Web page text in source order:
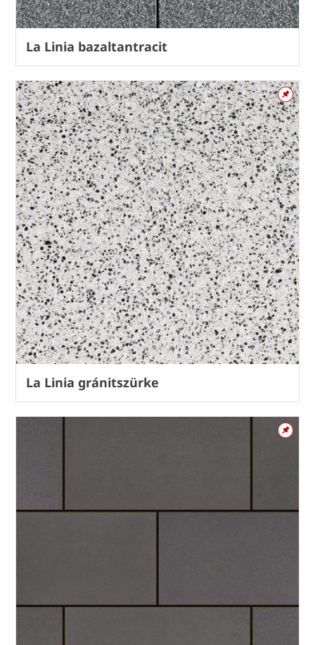
La Linia bazaltantracit
La Linia gránitszürke